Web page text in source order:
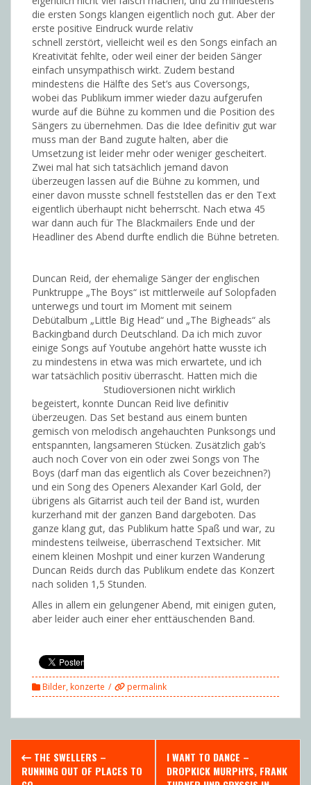
die ersten Songs klangen eigentlich noch gut. Aber der
erste positive Eindruck wurde relativ
schnell zerstört, vielleicht weil es den Songs einfach an
Kreativität fehlte, oder weil einer der beiden Sänger
einfach unsympathisch wirkt. Zudem bestand
mindestens die Hälfte des Set’s aus Coversongs,
wobei das Publikum immer wieder dazu aufgerufen
wurde auf die Bühne zu kommen und die Position des
Sängers zu übernehmen. Das die Idee definitiv gut war
muss man der Band zugute halten, aber die
Umsetzung ist leider mehr oder weniger gescheitert.
Zwei mal hat sich tatsächlich jemand davon
überzeugen lassen auf die Bühne zu kommen, und
einer davon musste schnell feststellen das er den Text
eigentlich überhaupt nicht beherrscht. Nach etwa 45
war dann auch für The Blackmailers Ende und der
Headliner des Abend durfte endlich die Bühne betreten.
Duncan Reid, der ehemalige Sänger der englischen
Punktruppe „The Boys“ ist mittlerweile auf Solopfaden
unterwegs und tourt im Moment mit seinem
Debütalbum „Little Big Head“ und „The Bigheads“ als
Backingband durch Deutschland. Da ich mich zuvor
einige Songs auf Youtube angehört hatte wusste ich
zu mindestens in etwa was mich erwartete, und ich
war tatsächlich positiv überrascht. Hatten mich die
Studioversionen nicht wirklich
begeistert, konnte Duncan Reid live definitiv
überzeugen. Das Set bestand aus einem bunten
gemisch von melodisch angehauchten Punksongs und
entspannten, langsameren Stücken. Zusätzlich gab’s
auch noch Cover von ein oder zwei Songs von The
Boys (darf man das eigentlich als Cover bezeichnen?)
und ein Song des Openers Alexander Karl Gold, der
übrigens als Gitarrist auch teil der Band ist, wurden
kurzerhand mit der ganzen Band dargeboten. Das
ganze klang gut, das Publikum hatte Spaß und war, zu
mindestens teilweise, überraschend Textsicher. Mit
einem kleinen Moshpit und einer kurzen Wanderung
Duncan Reids durch das Publikum endete das Konzert
nach soliden 1,5 Stunden.
Alles in allem ein gelungener Abend, mit einigen guten,
aber leider auch einer eher enttäuschenden Band.
Bilder,konzerte permalink
PostTHE SWELLERS –
RUNNING OUT OF PLACES TO
I WANT TO DANCE –
DROPKICK MURPHYS, FRANK